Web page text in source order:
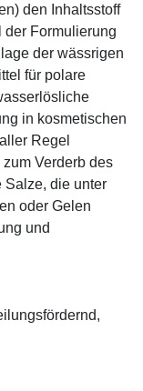
den Inhaltsstoff
der Formulierung
der wässrigen
für polare
in kosmetischen
Regel
Verderb des
Salze, die unter
oder Gelen
und